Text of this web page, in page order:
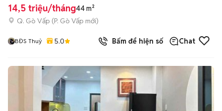
14,5 triệu/tháng44 m²
Q. Gò Vấp (P. Gò Vấp mới)
BĐS Thuỷ 5.0 Bấm để hiện số Chat